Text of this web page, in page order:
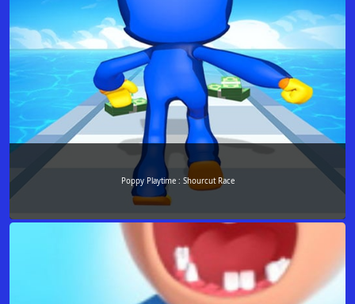
Poppy Playtime : Shourcut Race